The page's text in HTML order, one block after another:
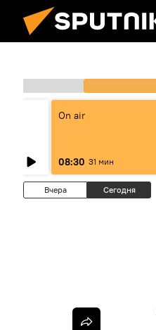
On air
08:30 31 мин
Вчера Сегодня